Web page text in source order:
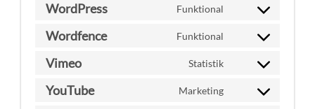
WordPress Funktional
Consent
service
Wordfence Funktional
Consent
service
Vimeo Statistik
Consent
service
YouTube Marketing
Consent